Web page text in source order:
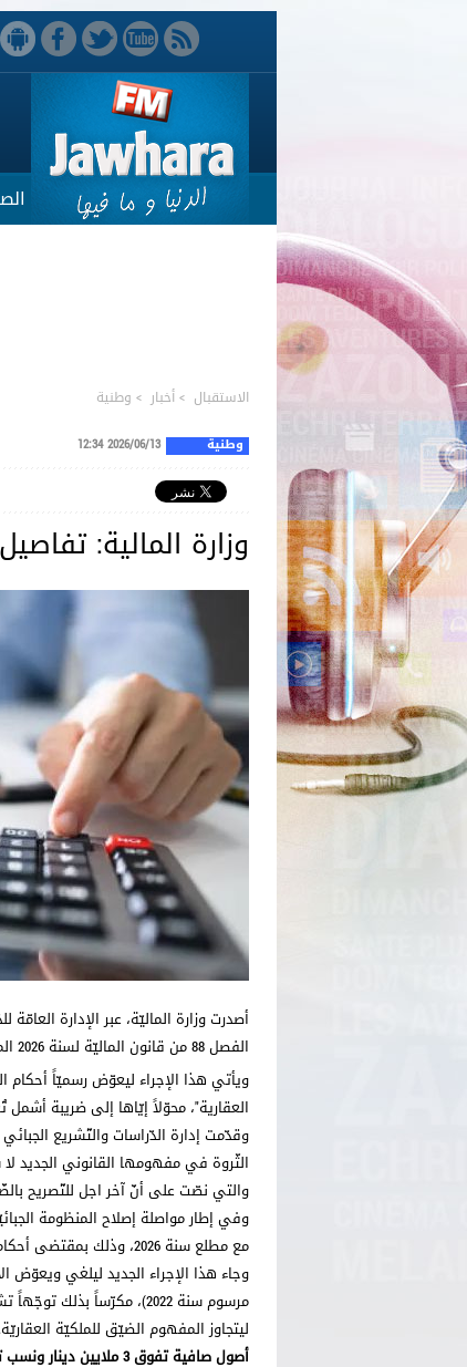
الاستقبال >أخبار > وطنية
وطنية 2026/06/13 12:34
وزارة المالية:
الفصل 88 من قانون الماليّة لسنة 2026 المتعلّق بالضّريبة على الثّروة.
العقارية"، محوّلاً إيّاها إلى ضريبة أشمل
وقدّمت إدارة الدّراسات والتّشريع
الثّروة في مفهومها القانوني الجديد لا
والتي نصّت على أنّ آخر اجل للتّصريح بالضّريبة
وفي إطار مواصلة إصلاح المنظومة
مع مطلع سنة 2026، وذلك بمقتضى أحكام الفصل 88 من القانون عدد 17 لسنة 2025 المتعلّق بقانون الماليّة الحالي.
وجاء هذا الإجراء الجديد ليلغي ويعوّض
مرسوم سنة 2022)، مكرّساً
ليتجاوز المفهوم الضيّق للملكيّة
أصول صافية تفوق 3 ملايين دينار ونسب تصاعديّة